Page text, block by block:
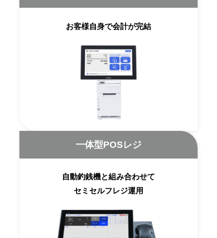
お客様自身で会計が完結
一体型POSレジ
自動釣銭機と組み合わせて
セミセルフレジ運用